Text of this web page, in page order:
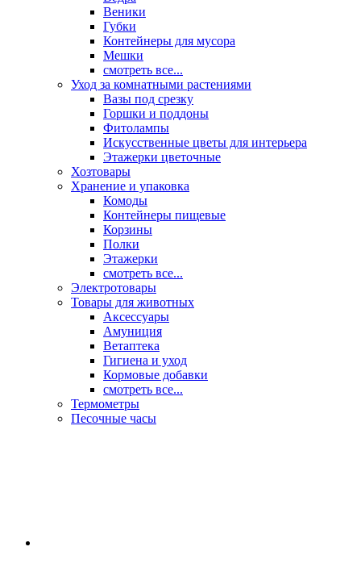
Веники
Губки
Контейнеры для мусора
Мешки
смотреть все...
Уход за комнатными растениями
Вазы под срезку
Горшки и поддоны
Фитолампы
Искусственные цветы для интерьера
Этажерки цветочные
Хозтовары
Хранение и упаковка
Комоды
Контейнеры пищевые
Корзины
Полки
Этажерки
смотреть все...
Электротовары
Товары для животных
Аксессуары
Амуниция
Ветаптека
Гигиена и уход
Кормовые добавки
смотреть все...
Термометры
Песочные часы